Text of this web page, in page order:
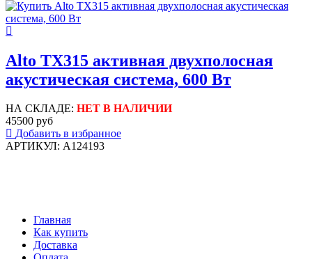
Alto TX315 активная двухполосная
акустическая система, 600 Вт
НА СКЛАДЕ: НЕТ В НАЛИЧИИ
45500 руб
Добавить в избранное
АРТИКУЛ: A124193
Главная
Как купить
Доставка